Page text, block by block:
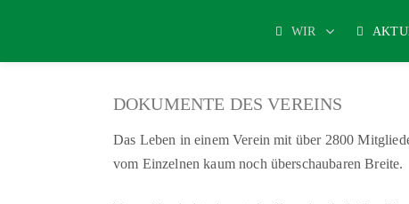
WIR
DOKUMENTE DES VEREINS
Das Leben in einem Verein mit über 2800
vom Einzelnen kaum noch überschaubaren Breite.